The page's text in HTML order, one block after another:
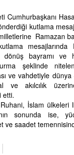
Cumhurbaşkanı
kutlama
Ramazan
mesajlarında
dönüş bayramı
şeklinde
ve vahdetiyle dünya
akılcılık
etti.
İslam ülkeleri
sonunda ise,
ve saadet